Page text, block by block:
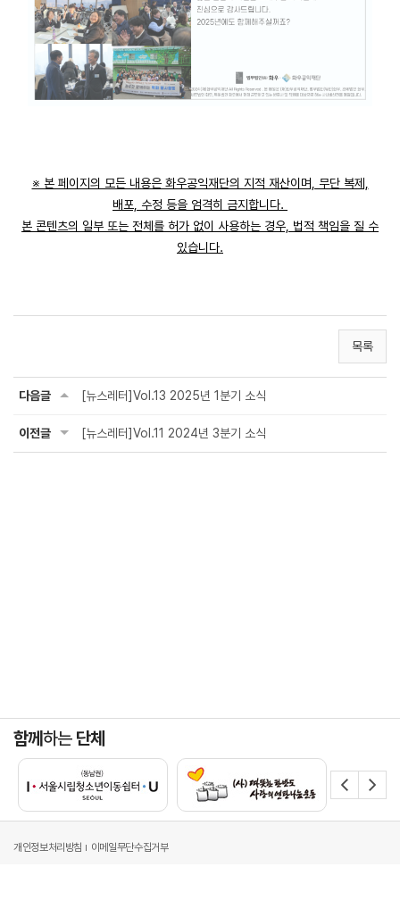
※ 본 페이지의 모든 내용은 화우공익재단의 지적 재산이며, 무단 복제,
배포, 수정 등을 엄격히 금지합니다.
본 콘텐츠의 일부 또는 전체를 허가 없이 사용하는 경우, 법적 책임을 질 수
있습니다.
목록
다음글 [뉴스레터]Vol.13 2025년 1분기 소식
이전글 [뉴스레터]Vol.11 2024년 3분기 소식
함께하는 단체
개인정보처리방침 이메일무단수집거부